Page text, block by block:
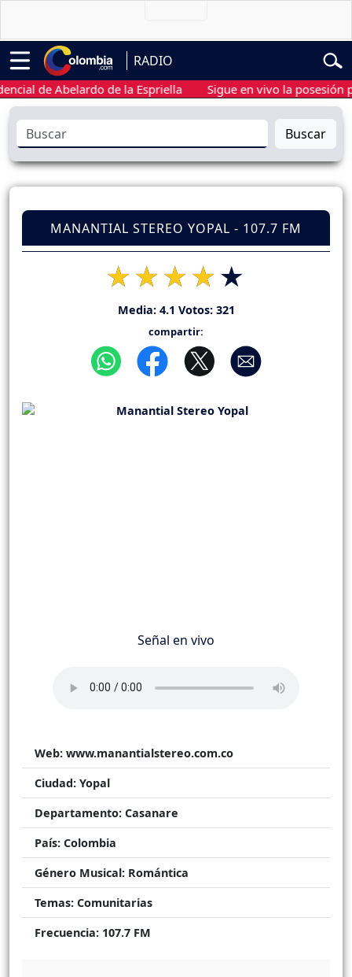
RADIO
de Abelardo de la Espriella Sigue en vivo la posesión
Buscar
MANANTIAL STEREO YOPAL - 107.7 FM
Media: 4.1 Votos: 321
compartir:
Señal en vivo
Web: www.manantialstereo.com.co
Ciudad: Yopal
Departamento: Casanare
País: Colombia
Género Musical: Romántica
Temas: Comunitarias
Frecuencia: 107.7 FM